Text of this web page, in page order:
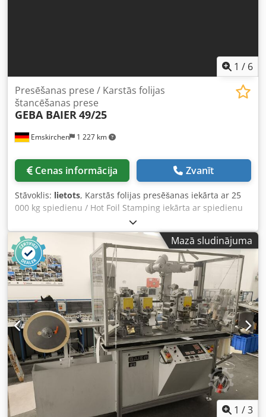
1 / 6
Emskirchen 1 227 km
Presēšanas prese / Karstās folijas
štancēšanas prese
GEBA BAIER 49/25
Cenas informācija Zvanīt
Stāvoklis: lietots, Karstās folijas presēšanas iekārta ar 25
000 kg spiedienu / Hot Foil Stamping iekārta ar spiedienu
25 000 kg Karstās folijas presēšanas iekārta GEBA BAIER
49/25 Izlaiduma gads: 1972 – Sērijas Nr.: 72425
Maksimālais spiediens: 25 000 kg Maksimālais
reljefspieduma laukums: 300 x 430 mm Augstuma
regulēšana apm. 190 mm Labā stāvoklī Tiešsaistes video
apskate caur WhatsApp - MS Zoom - Telegram Noliktavā
Emskirchen/Nirnbergā – Pieejama nekavējoties – Var
pārbaudīt Chjdszh Hawjpfx Aicsa
Mazā sludinājuma
1 /3